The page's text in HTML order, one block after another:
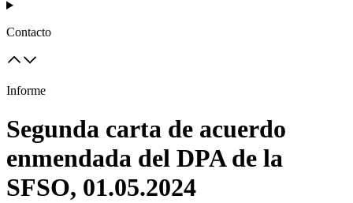
Contacto
Informe
Segunda carta de acuerdo
enmendada del DPA de la
SFSO, 01.05.2024